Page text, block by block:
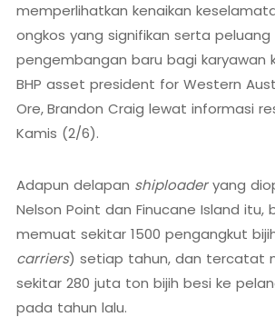
memperlihatkan kenaikan
ongkos yang signifikan serta peluang
pengembangan baru bagi karyawan
BHP asset president for Western
Ore,Brandon Craig lewat informasi
Kamis (2/6).
Adapun delapan shiploaderyang
Nelson Point dan Finucane Island itu,
memuat sekitar 1500 pengangkut
carriers) setiap tahun, dan tercatat
sekitar 280 juta ton bijih besi ke
pada tahun lalu.